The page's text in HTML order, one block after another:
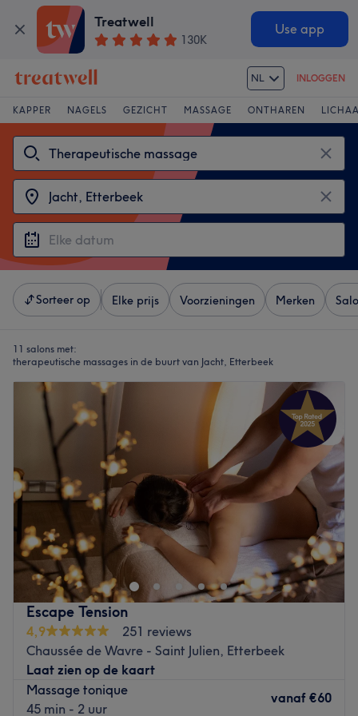
Treatwell
130K
Use app
NL INLOGGEN
KAPPER NAGELS GEZICHT MASSAGE ONTHAREN
Sorteer op Elke prijs Voorzieningen Merken
11 salons met:
therapeutische massages in de buurt van Jacht, Etterbeek
Escape Tension
4,9
251 reviews
Chaussée de Wavre - Saint Julien, Etterbeek
Laat zien op de kaart
Massage tonique
45 min - 2 uur
vanaf €60